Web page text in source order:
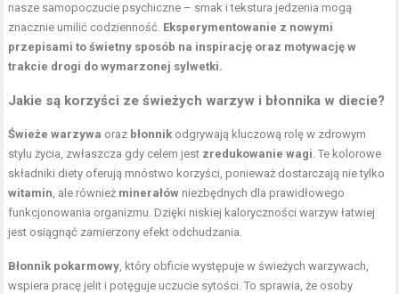
nasze samopoczucie psychiczne – smak i tekstura jedzenia mogą
znacznie umilić codzienność. Eksperymentowanie z nowymi
przepisami to świetny sposób na inspirację oraz motywację w
trakcie drogi do wymarzonej sylwetki.
Jakie są korzyści ze świeżych warzyw i błonnika w diecie?
Świeże warzywa oraz błonnik odgrywają kluczową rolę w zdrowym
stylu życia, zwłaszcza gdy celem jest zredukowanie wagi. Te kolorowe
składniki diety oferują mnóstwo korzyści, ponieważ dostarczają nie tylko
witamin, ale również minerałów niezbędnych dla prawidłowego
funkcjonowania organizmu. Dzięki niskiej kaloryczności warzyw łatwiej
jest osiągnąć zamierzony efekt odchudzania.
Błonnik pokarmowy, który obficie występuje w świeżych warzywach,
wspiera pracę jelit i potęguje uczucie sytości. To sprawia, że osoby